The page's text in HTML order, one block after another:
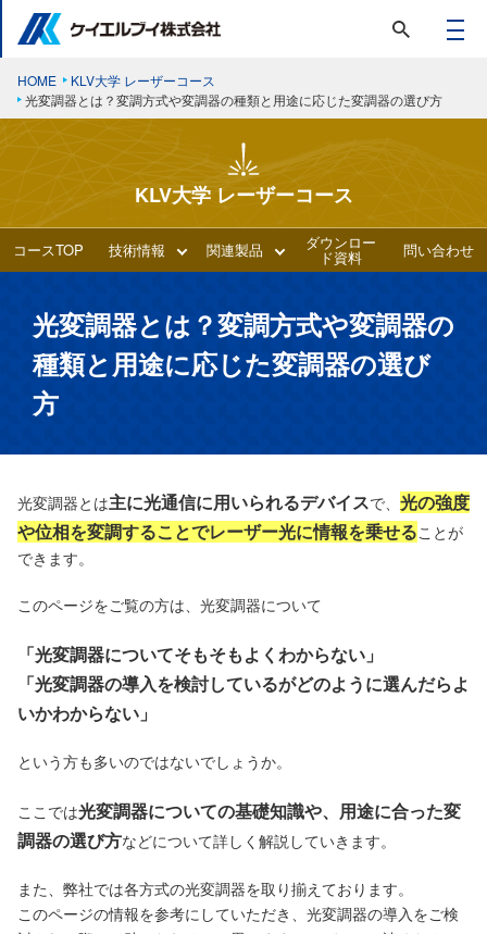
HOME
KLV大学 レーザーコース
光変調器とは？変調方式や変調器の種類と用途に応じた変調器の選び方
KLV大学 レーザーコース
コースTOP 技術情報 関連製品 ダウンロー
ド資料 問い合わせ
光変調器とは？変調方式や変調器の
種類と用途に応じた変調器の選び
方
光変調器とは主に光通信に用いられるデバイスで、 光の強度
や位相を変調することでレーザー光に情報を乗せることが
できます。
このページをご覧の方は、光変調器について
「光変調器についてそもそもよくわからない」
「光変調器の導入を検討しているがどのように選んだらよ
いかわからない」
という方も多いのではないでしょうか。
ここでは光変調器についての基礎知識や、用途に合った変
調器の選び方などについて詳しく解説していきます。
また、弊社では各方式の光変調器を取り揃えております。
このページの情報を参考にしていただき、光変調器の導入をご検